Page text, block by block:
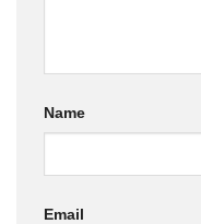
Name
Email